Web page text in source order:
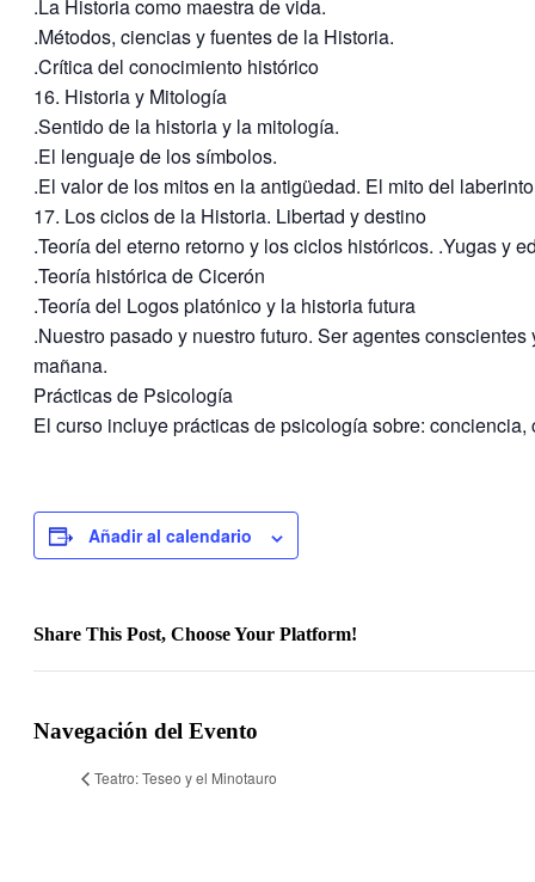
.La Historia como maestra de vida.
.Métodos, ciencias y fuentes de la Historia.
.Crítica del conocimiento histórico
16. Historia y Mitología
.Sentido de la historia y la mitología.
.El lenguaje de los símbolos.
.El valor de los mitos en la antigüedad. El mito del
17. Los ciclos de la Historia. Libertad y destino
.Teoría del eterno retorno y los ciclos históricos. .Yugas y
.Teoría histórica de Cicerón
.Teoría del Logos platónico y la historia futura
.Nuestro pasado y nuestro futuro. Ser agentes
mañana.
Prácticas de Psicología
El curso incluye prácticas de psicología sobre:
Añadir al calendario
Share This Post, Choose Your Platform!
Navegación del Evento
Teatro: Teseo y el Minotauro